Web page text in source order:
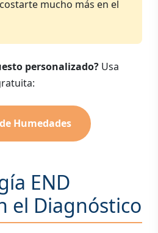
mucho más en el
personalizado? Usa
Humedades
END
el Diagnóstico